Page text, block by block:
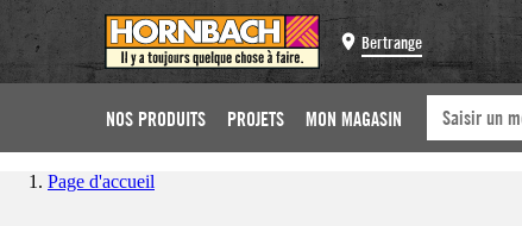
Bertrange
NOS PRODUITS PROJETS MON MAGASIN
Page d'accueil